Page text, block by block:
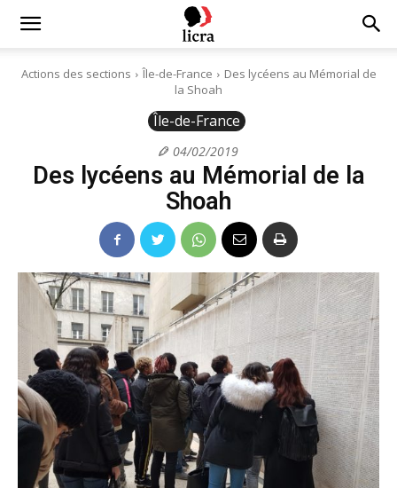
Licra
Antiraciste
Actions des sections Île-de-France
Des lycéens au Mémorial de
la Shoah
Île-de-France
04/02/2019
Des lycéens au Mémorial de la
Shoah